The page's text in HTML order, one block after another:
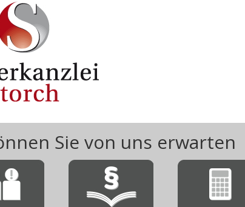
Sie von uns erwarten